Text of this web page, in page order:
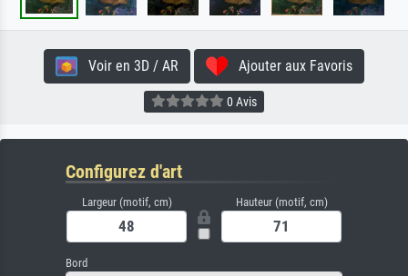
Voir en 3D / AR Ajouter aux Favoris
0 Avis
Configurez d'art
Largeur (motif, cm) Hauteur (motif, cm)
Bord